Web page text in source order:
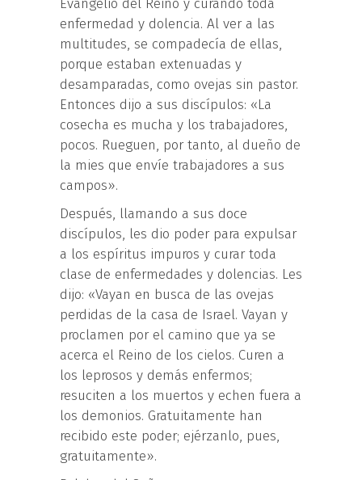
Evangelio del Reino y curando toda
enfermedad y dolencia. Al ver a las
multitudes, se compadecía de ellas,
porque estaban extenuadas y
desamparadas, como ovejas sin pastor.
Entonces dijo a sus discípulos: «La
cosecha es mucha y los trabajadores,
pocos. Rueguen, por tanto, al dueño de
la mies que envíe trabajadores a sus
campos».
Después, llamando a sus doce
discípulos, les dio poder para expulsar
a los espíritus impuros y curar toda
clase de enfermedades y dolencias. Les
dijo: «Vayan en busca de las ovejas
perdidas de la casa de Israel. Vayan y
proclamen por el camino que ya se
acerca el Reino de los cielos. Curen a
los leprosos y demás enfermos;
resuciten a los muertos y echen fuera a
los demonios. Gratuitamente han
recibido este poder; ejérzanlo, pues,
gratuitamente».